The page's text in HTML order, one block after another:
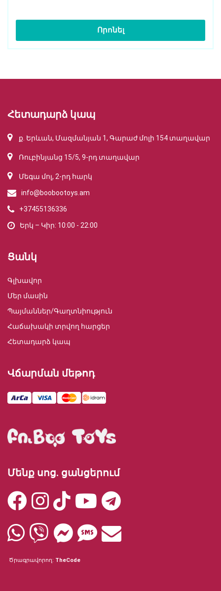
Որոնել
Հետադարձ կապ
ք. Երևան, Մազմանյան 1, Գարաժ մոլի 154 տաղավար
Ռուբինյանց 15/5, 9-րդ տաղավար
Մեգա մոլ, 2-րդ հարկ
info@boobootoys.am
+37455136336
Երկ – Կիր: 10:00 - 22:00
Ցանկ
Գլխավոր
Մեր մասին
Պայմաններ/Գաղտնիություն
Հաճախակի տրվող հարցեր
Հետադարձ կապ
Վճարման մեթոդ
Մենք սոց. ցանցերում
Ծրագրավորող: TheCode